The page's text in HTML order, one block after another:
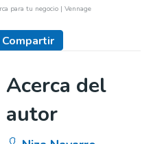
para tu negocio | Vennage
Acerca del
autor